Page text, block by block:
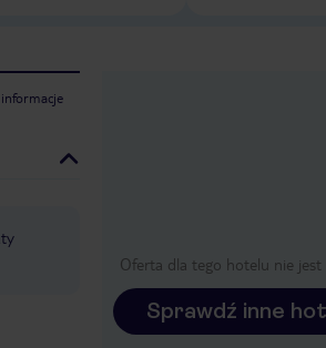
Oferta dla tego hotelu nie jest
Sprawdź inne